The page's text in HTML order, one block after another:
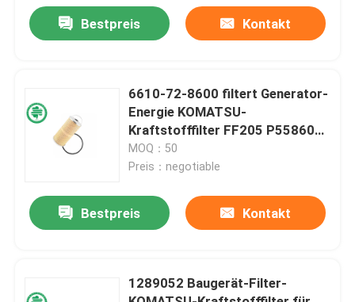
Fabrik-Ausflug
Qualitätskontrolle
Treten Sie mit uns in Verbindung
Nachrichten
Automobilkabinen-Luftfilter
Bestpreis Kontakt
6610-72-8600 filtert Generator-
Energie KOMATSU-
Kraftstofffilter FF205 P558600
für D-60 D-65 Bulldozer
MOQ：50
Preis：negotiable
Bestpreis Kontakt
1289052 Baugerät-Filter-